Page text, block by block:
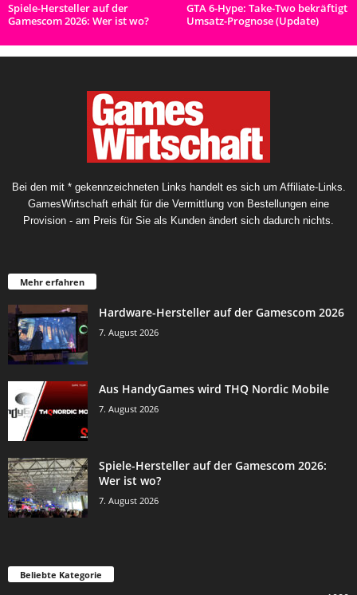
Spiele-Hersteller auf der
Gamescom 2026: Wer ist wo?
GTA 6-Hype: Take-Two bekräftigt
Umsatz-Prognose (Update)
Bei den mit * gekennzeichneten Links handelt es sich um Affiliate-Links.
GamesWirtschaft erhält für die Vermittlung von Bestellungen eine
Provision - am Preis für Sie als Kunden ändert sich dadurch nichts.
Mehr erfahren
Hardware-Hersteller auf der Gamescom 2026
7. August 2026
Aus HandyGames wird THQ Nordic Mobile
7. August 2026
Spiele-Hersteller auf der Gamescom 2026:
Wer ist wo?
7. August 2026
Beliebte Kategorie